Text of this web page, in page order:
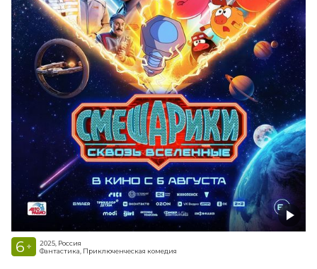
6 +
2025, Россия
Фантастика, Приключенческая комедия